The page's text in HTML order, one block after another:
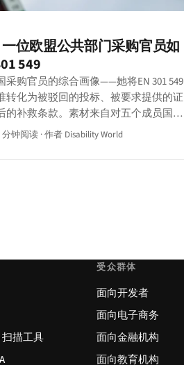
位欧盟公共部门采购官员如
549
采购官员的综合画像——她将EN 301 549
转化为被驳回的投标、被要求提供的证
的补救条款。素材来自对五个成员国七
个人信息已匿名处理。
分钟阅读 ·作者 Disability World
扫描工具
受众群体
面向开发者
面向电子商务
面向金融机构
面向教育机构